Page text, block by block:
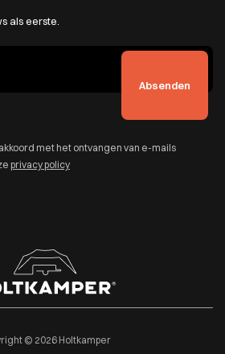
als eerste.
met het ontvangen van e-mails
privacy policy
© 2026 Holtkamper